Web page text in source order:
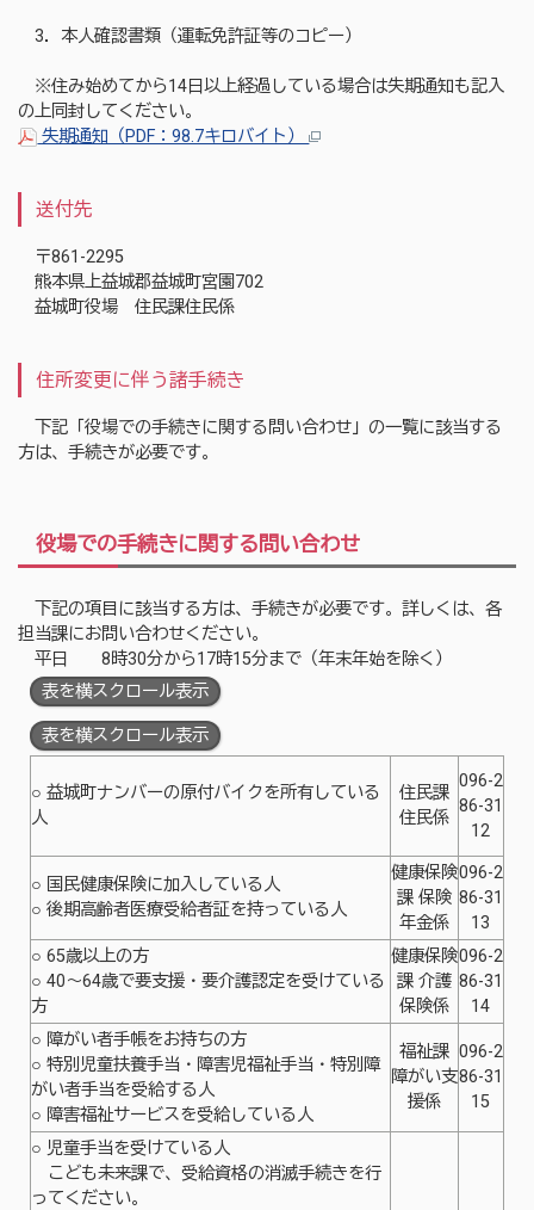
3．本人確認書類（運転免許証等のコピー）
※住み始めてから14日以上経過している場合は失期通知も記入
の上同封してください。
失期通知（PDF：98.7キロバイト）
送付先
〒861-2295
熊本県上益城郡益城町宮園702
益城町役場 住民課住民係
住所変更に伴う諸手続き
下記「役場での手続きに関する問い合わせ」の一覧に該当する
方は、手続きが必要です。
役場での手続きに関する問い合わせ
下記の項目に該当する方は、手続きが必要です。詳しくは、各
担当課にお問い合わせください。
平日 8時30分から17時15分まで（年末年始を除く）
表を横スクロール表示
表を横スクロール表示
○ 益城町ナンバーの原付バイクを所有している
人
住民課
住民係
096-2
86-31
12
○ 国民健康保険に加入している人
○ 後期高齢者医療受給者証を持っている人
健康保険
課 保険
年金係
096-2
86-31
13
○ 65歳以上の方
○ 40～64歳で要支援・要介護認定を受けている
方
健康保険
課 介護
保険係
096-2
86-31
14
○ 障がい者手帳をお持ちの方
○ 特別児童扶養手当・障害児福祉手当・特別障
がい者手当を受給する人
○ 障害福祉サービスを受給している人
福祉課
障がい支
援係
096-2
86-31
15
○ 児童手当を受けている人
こども未来課で、受給資格の消滅手続きを行
ってください。